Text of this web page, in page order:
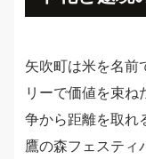
矢吹町は米を名前
リーで価値を束
争から距離を取れ
鷹の森フェスティ